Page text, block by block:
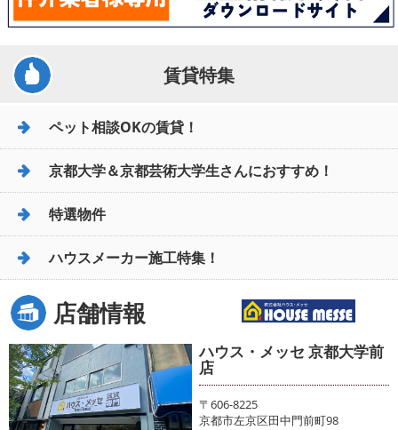
賃貸特集
ペット相談OKの賃貸！
京都大学＆京都芸術大学生さんにおすすめ！
特選物件
ハウスメーカー施工特集！
店舗情報
ハウス・メッセ 京都大学前
店
〒606-8225
京都市左京区田中門前町98